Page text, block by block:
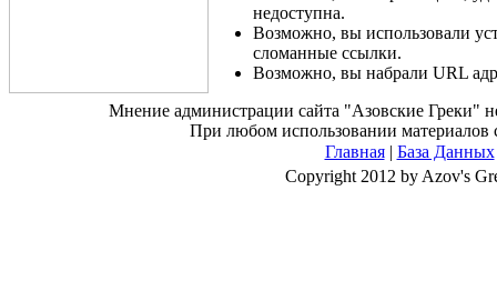
недоступна.
Возможно, вы использовали
сломанные ссылки.
Возможно, вы набрали URL
Мнение администрации сайта "Азовские Греки"
При любом использовании материалов
Главная| База Данных
Copyright 2012 by Azov's